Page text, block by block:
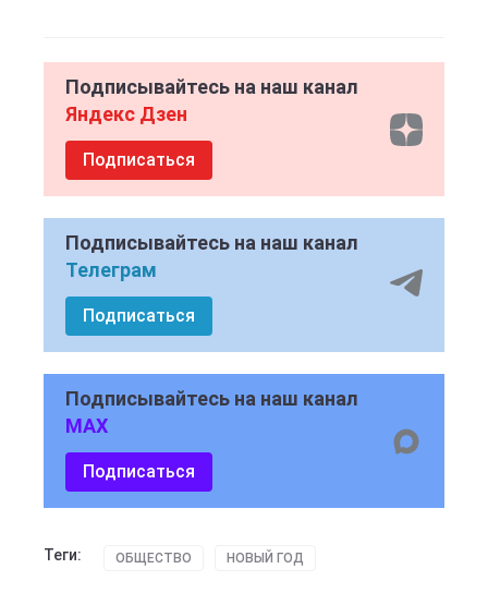
Подписывайтесь на наш канал
Яндекс Дзен
Подписаться
Подписывайтесь на наш канал
Телеграм
Подписаться
Подписывайтесь на наш канал
MAX
Подписаться
Теги: ОБЩЕСТВО НОВЫЙ ГОД